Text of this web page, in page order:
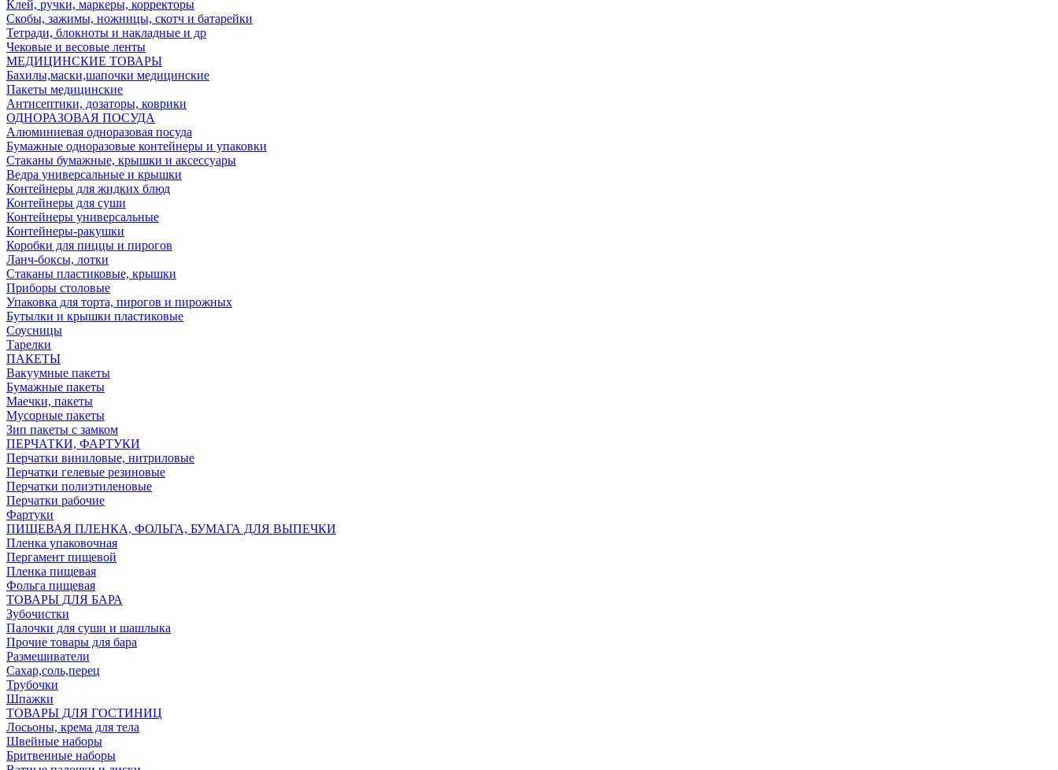
Клей, ручки, маркеры, корректоры
Скобы, зажимы, ножницы, скотч и батарейки
Тетради, блокноты и накладные и др
Чековые и весовые ленты
МЕДИЦИНСКИЕ ТОВАРЫ
Бахилы,маски,шапочки медицинские
Пакеты медицинские
Антисептики, дозаторы, коврики
ОДНОРАЗОВАЯ ПОСУДА
Алюминиевая одноразовая посуда
Бумажные одноразовые контейнеры и упаковки
Стаканы бумажные, крышки и аксессуары
Ведра универсальные и крышки
Контейнеры для жидких блюд
Контейнеры для суши
Контейнеры универсальные
Контейнеры-ракушки
Коробки для пиццы и пирогов
Ланч-боксы, лотки
Стаканы пластиковые, крышки
Приборы столовые
Упаковка для торта, пирогов и пирожных
Бутылки и крышки пластиковые
Соусницы
Тарелки
ПАКЕТЫ
Вакуумные пакеты
Бумажные пакеты
Маечки, пакеты
Мусорные пакеты
Зип пакеты с замком
ПЕРЧАТКИ, ФАРТУКИ
Перчатки виниловые, нитриловые
Перчатки гелевые резиновые
Перчатки полиэтиленовые
Перчатки рабочие
Фартуки
ПИЩЕВАЯ ПЛЕНКА, ФОЛЬГА, БУМАГА ДЛЯ ВЫПЕЧКИ
Пленка упаковочная
Пергамент пищевой
Пленка пищевая
Фольга пищевая
ТОВАРЫ ДЛЯ БАРА
Зубочистки
Палочки для суши и шашлыка
Прочие товары для бара
Размешиватели
Сахар,соль,перец
Трубочки
Шпажки
ТОВАРЫ ДЛЯ ГОСТИНИЦ
Лосьоны, крема для тела
Швейные наборы
Бритвенные наборы